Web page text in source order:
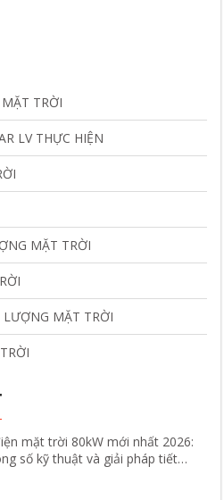
TRỜI
LV THỰC HIỆN
MẶT TRỜI
MẶT TRỜI
mặt trời 80kW mới nhất 2026:
số kỹ thuật và giải pháp tiết